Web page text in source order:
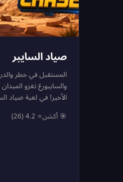
صياد السايبر
المستقبل في خطر
والسايبورغ تغزو
الأخير! في لعبة صياد
في ساحة المعركة وبطلك
🎯 أكشن⭐ 4.2 (26)